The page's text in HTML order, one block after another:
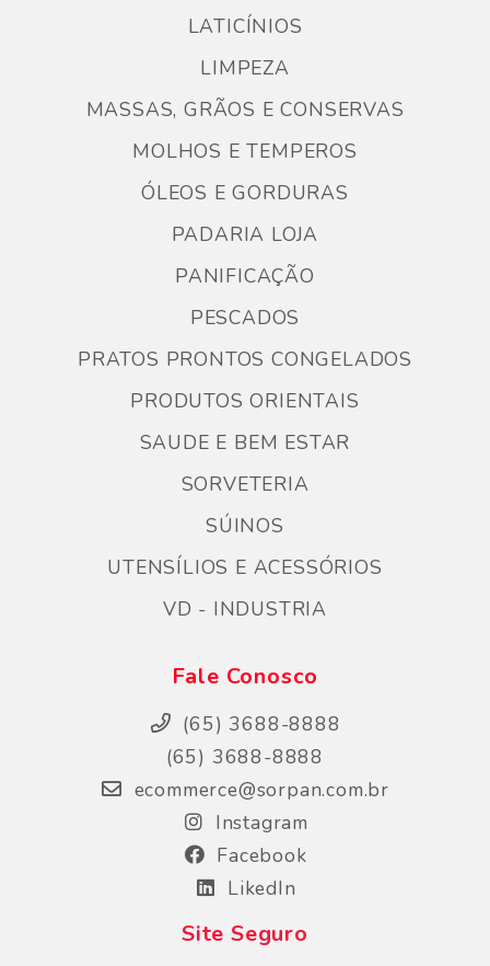
LATICÍNIOS
LIMPEZA
MASSAS, GRÃOS E CONSERVAS
MOLHOS E TEMPEROS
ÓLEOS E GORDURAS
PADARIA LOJA
PANIFICAÇÃO
PESCADOS
PRATOS PRONTOS CONGELADOS
PRODUTOS ORIENTAIS
SAUDE E BEM ESTAR
SORVETERIA
SÚINOS
UTENSÍLIOS E ACESSÓRIOS
VD - INDUSTRIA
Fale Conosco
(65) 3688-8888
(65) 3688-8888
ecommerce@sorpan.com.br
Instagram
Facebook
LikedIn
Site Seguro